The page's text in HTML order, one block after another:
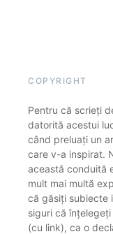
COPYRIGHT
Pentru că scrieți
datorită acestui
când preluați un
care v-a inspirat.
această conduită
mult mai multă
că găsiți subiecte
siguri că
(cu link), ca o